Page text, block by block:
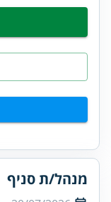
מנהל/ת סניף